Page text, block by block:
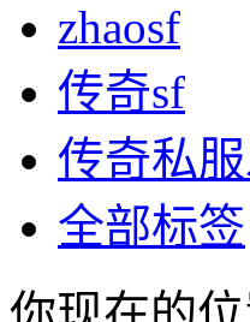
zhaosf
传奇sf
传奇私
全部标签